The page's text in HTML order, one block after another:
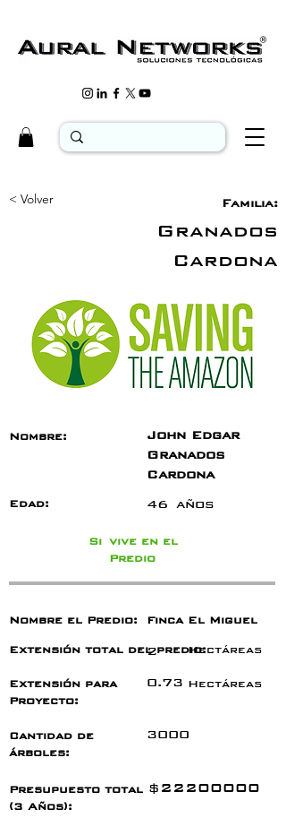
< Volver Familia:
Granados
Cardona
John Edgar
Nombre:
Granados
Cardona
Edad: 46 años
Si vive en el
Predio
Nombre el Predio: Finca El Miguel
Extensión total del predio:
2 Hectáreas
0.73 Hectáreas
Extensión para
Proyecto:
3000
Cantidad de
árboles:
Presupuesto total
(3 Años):
22200000
$